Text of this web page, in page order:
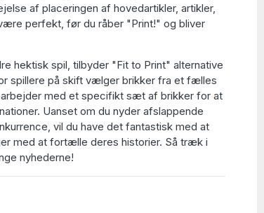
af placeringen af hovedartikler, artikler,
perfekt, før du råber "Print!" og bliver
hektisk spil, tilbyder "Fit to Print" alternative
spillere på skift vælger brikker fra et fælles
med et specifikt sæt af brikker for at
Uanset om du nyder afslappende
vil du have det fantastisk med at
med at fortælle deres historier. Så træk i
nyhederne!